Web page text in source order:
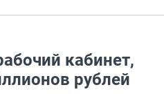
кабинет,
рублей